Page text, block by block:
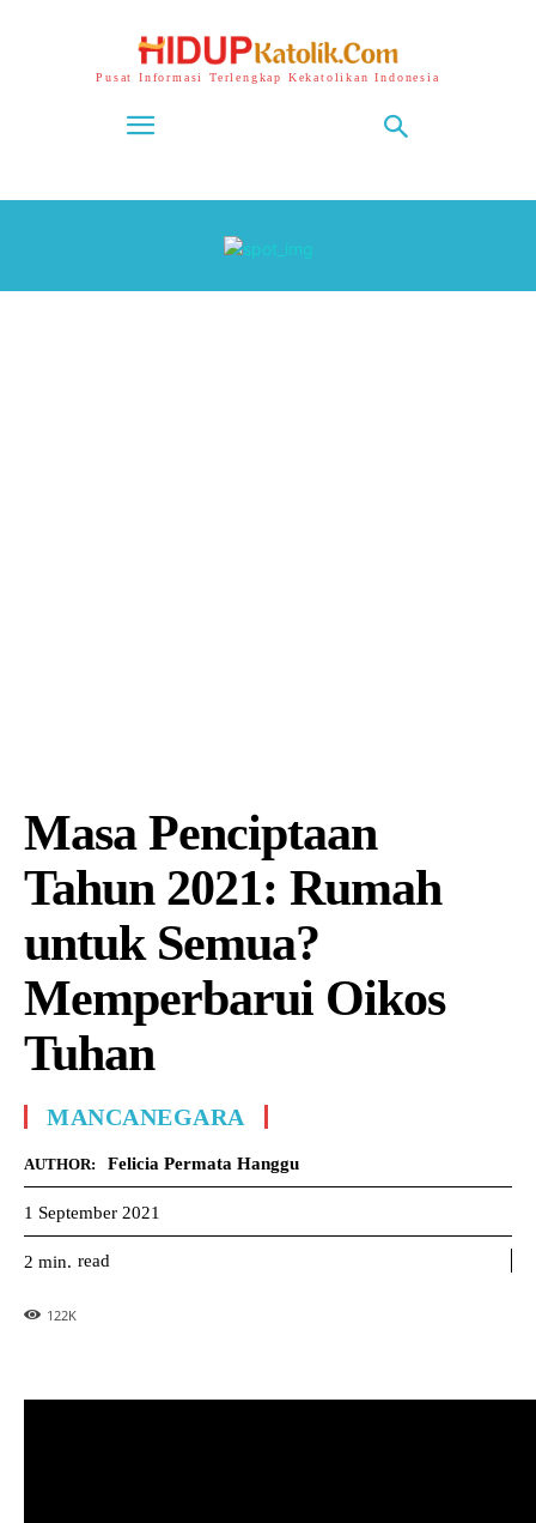
Pusat Informasi Terlengkap Kekatolikan Indonesia
Masa Penciptaan
Tahun 2021: Rumah
untuk Semua?
Memperbarui Oikos
Tuhan
MANCANEGARA
AUTHOR: Felicia Permata Hanggu
1 September 2021
2 min. read
122K